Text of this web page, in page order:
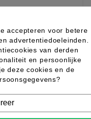
accepteren voor betere
advertentiedoeleinden.
van derden
en persoonlijke
deze cookies en de